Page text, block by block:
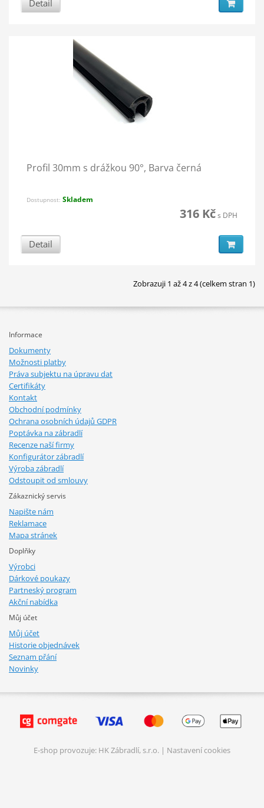
Detail
Profil 30mm s drážkou 90°, Barva černá
Dostupnost: Skladem
316 Kčs DPH
Detail
Zobrazuji 1 až 4 z 4 (celkem stran 1)
Informace
Dokumenty
Možnosti platby
Práva subjektu na úpravu dat
Certifikáty
Kontakt
Obchodní podmínky
Ochrana osobních údajů GDPR
Poptávka na zábradlí
Recenze naší firmy
Konfigurátor zábradlí
Výroba zábradlí
Odstoupit od smlouvy
Zákaznický servis
Napište nám
Reklamace
Mapa stránek
Doplňky
Výrobci
Dárkové poukazy
Partneský program
Akční nabídka
Můj účet
Můj účet
Historie objednávek
Seznam přání
Novinky
E-shop provozuje: HK Zábradlí, s.r.o. | Nastavení cookies